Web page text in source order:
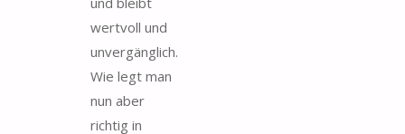
wertvoll und
unvergänglich.
Wie legt man
nun aber
richtig in